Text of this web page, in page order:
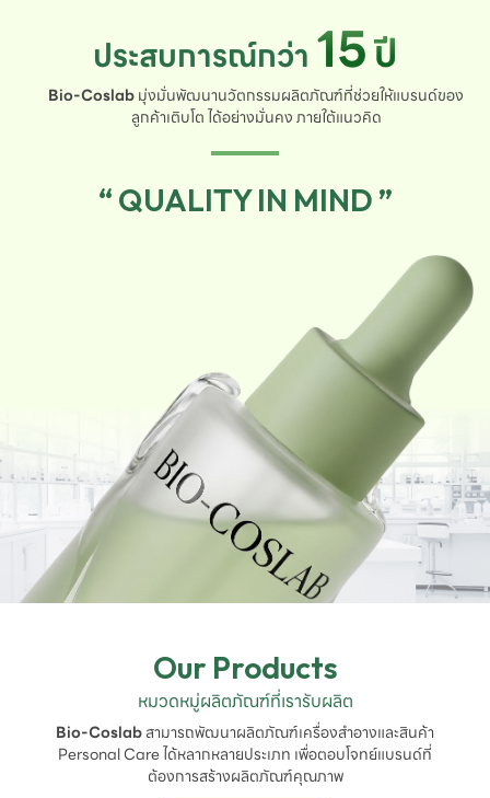
ประสบการณ์กว่า 15ปี
Bio-Coslabมุ่งมั่นพัฒนานวัตกรรมผลิตภัณฑ์ที่ช่วยให้แบรนด์ของ
ลูกค้าเติบโต ได้อย่างมั่นคง ภายใต้แนวคิด
“ QUALITY IN MIND ”
Our Products
หมวดหมู่ผลิตภัณฑ์ที่เรารับผลิต
Bio-Coslabสามารถพัฒนาผลิตภัณฑ์เครื่องสำอางและสินค้า
Personal Care ได้หลากหลายประเภท เพื่อตอบโจทย์แบรนด์ที่
ต้องการสร้างผลิตภัณฑ์คุณภาพ